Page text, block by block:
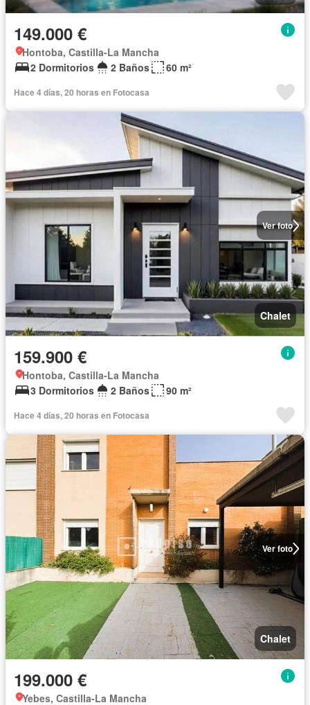
149.000 €
Hontoba, Castilla-La Mancha
2 Dormitorios
2 Baños 60 m²
Hace 4 días, 20 horas en Fotocasa
Ver foto
Chalet
159.900 €
Hontoba, Castilla-La Mancha
3 Dormitorios
2 Baños 90 m²
Hace 4 días, 20 horas en Fotocasa
Ver foto
Chalet
199.000 €
Yebes, Castilla-La Mancha